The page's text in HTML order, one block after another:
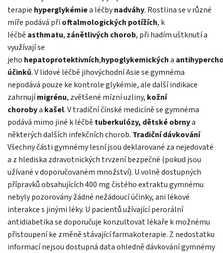
terapie hyperglykémiea léčbynadváhy. Rostlina se v různé
míře podává při oftalmologických potížích, k
léčbě asthmatu, zánětlivých chorob, při hadím uštknutí a
využívají se
jeho hepatoprotektivních,hypoglykemickýcha
účinků. V lidové léčbě jihovýchodní Asie se gymnéma
nepodává pouze ke kontrole glykémie, ale další indikace
zahrnujímigrénu, zvětšené mízní uzliny, kožní
chorobya kašel. V tradiční čínské medicíně se gymnéma
podává mimo jiné k léčbě tuberkulózy, dětské obrnya
některých dalších infekčních chorob. Tradiční dávkování
Všechny části gymnémy lesní jsou deklarované za nejedovaté
a z hlediska zdravotnických trvzení bezpečné (pokud jsou
užívané v doporučovaném množství). U volně dostupných
přípravků obsahujících 400 mg čistého extraktu gymnému
nebyly pozorovány žádné nežádoucí účinky, ani lékové
interakce s jinými léky. U pacientů užívající perorální
antidiabetika se doporučuje konzultovat lékaře k možnému
přistoupení ke změně stávající farmakoterapie. Z nedostatku
informací nejsou dostupná data ohledně dávkování gymnémy